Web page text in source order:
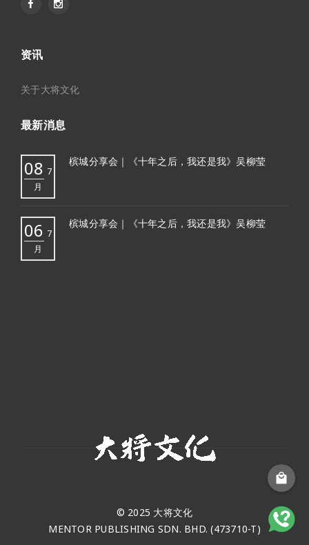
资讯
关于大将文化
最新消息
08 7
月
槟城分享会｜《十年之后，我还是我》吴柳莹
06 7
月
槟城分享会｜《十年之后，我还是我》吴柳莹
© 2025 大将文化
MENTOR PUBLISHING SDN. BHD. (473710-T)